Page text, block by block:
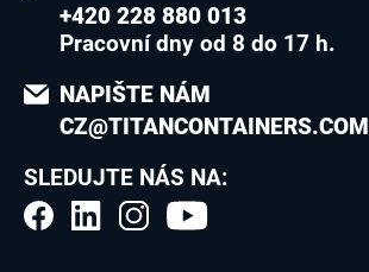
+420 228 880 013
Pracovní dny od 8 do 17 h.
NAPIŠTE NÁM
CZ@TITANCONTAINERS.COM
SLEDUJTE NÁS NA: